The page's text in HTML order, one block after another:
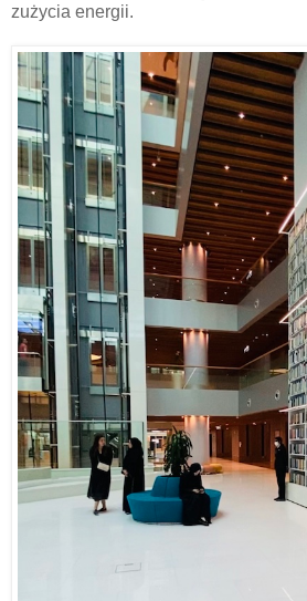
zużycia energii.